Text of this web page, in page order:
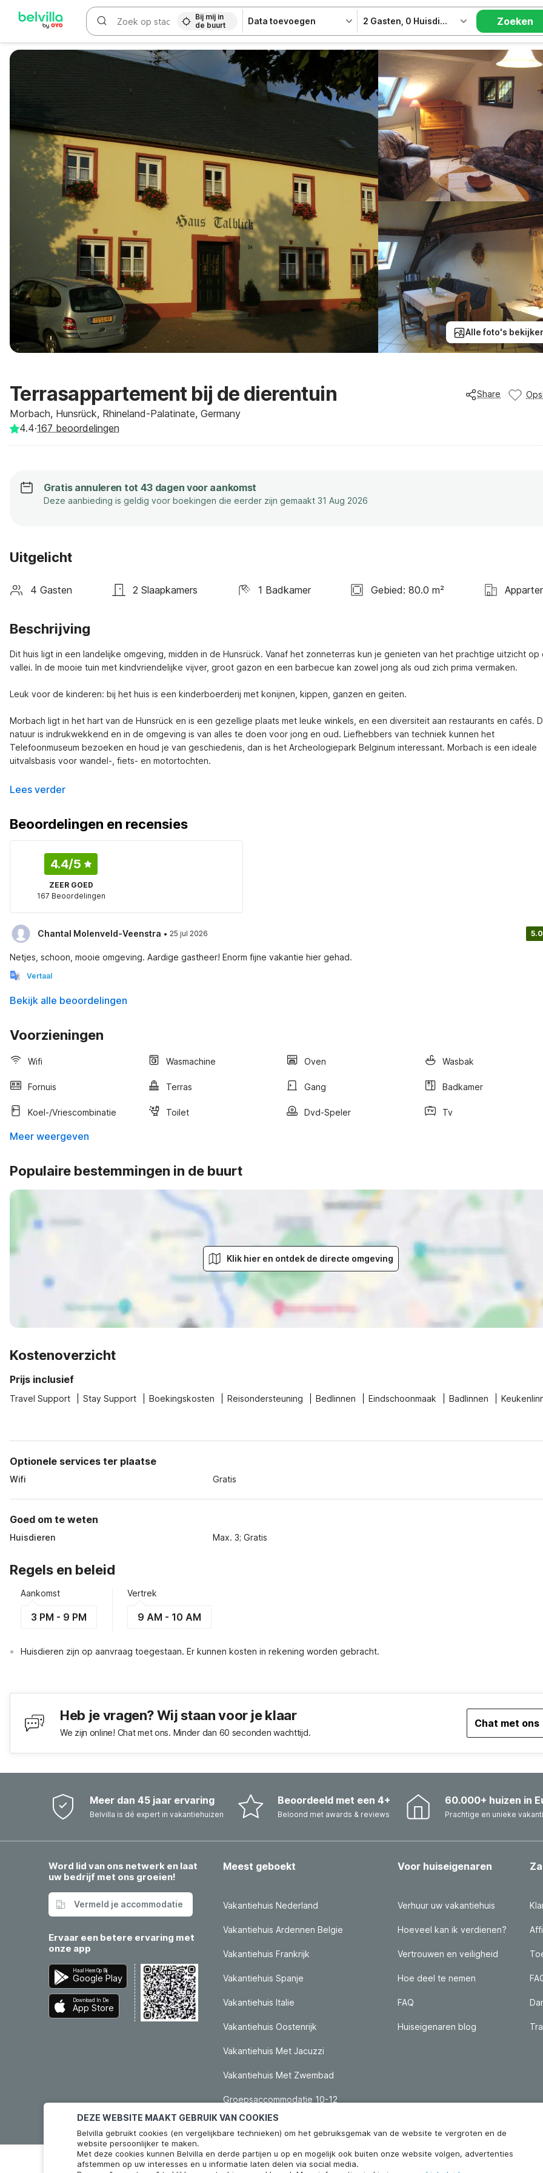
DEZE WEBSITE MAAKT GEBRUIK VAN COOKIES
Belvilla gebruikt cookies (en vergelijkbare technieken) om het gebruiksgemak van de website te vergroten en de
website persoonlijker te maken.
Met deze cookies kunnen Belvilla en derde partijen u op en mogelijk ook buiten onze website volgen, advertenties
afstemmen op uw interesses en u informatie laten delen via social media.
Bij mij in
de buurt
Data toevoegen 2 Gasten 0 Huisdieren Zoeken
Alle foto's
Terrasappartement bij de dierentuin
Morbach, Hunsrück, Rhineland-Palatinate, Germany
Share
4.4·167 beoordelingen
Gratis annuleren tot 43 dagen voor aankomst
Deze aanbieding is geldig voor boekingen die eerder zijn gemaakt 31 Aug 2026
Uitgelicht
4 Gasten 2 Slaapkamers 1 Badkamer Gebied: 80.0 m²
Beschrijving
Dit huis ligt in een landelijke omgeving, midden in de Hunsrück. Vanaf het zonneterras kun je genieten van het prachtige uitzicht op
vallei. In de mooie tuin met kindvriendelijke vijver, groot gazon en een barbecue kan zowel jong als oud zich prima vermaken.
Leuk voor de kinderen: bij het huis is een kinderboerderij met konijnen, kippen, ganzen en geiten.
Morbach ligt in het hart van de Hunsrück en is een gezellige plaats met leuke winkels, en een diversiteit aan restaurants en cafés.
natuur is indrukwekkend en in de omgeving is van alles te doen voor jong en oud. Liefhebbers van techniek kunnen het
Telefoonmuseum bezoeken en houd je van geschiedenis, dan is het Archeologiepark Belginum interessant. Morbach is een ideale
uitvalsbasis voor wandel-, fiets- en motortochten.
Lees verder
Beoordelingen en recensies
4.4/5
ZEER GOED
167 Beoordelingen
Chantal Molenveld-Veenstra · 25 jul 2026 5.0
Netjes, schoon, mooie omgeving. Aardige gastheer! Enorm fijne vakantie hier gehad.
Vertaal
Bekijk alle beoordelingen
Voorzieningen
Wifi Wasmachine Oven Wasbak
Fornuis Terras Gang Badkamer
Koel-/vriescombinatie Toilet Dvd-Speler Tv
Meer weergeven
Populaire bestemmingen in de buurt
Klik hier en ontdek de directe omgeving
Kostenoverzicht
Prijs inclusief
Travel Support Stay Support Boekingskosten Reisondersteuning Bedlinnen Eindschoonmaak Badlinnen
Optionele services ter plaatse
Wifi Gratis
Goed om te weten
Huisdieren Max. 3; Gratis
Regels en beleid
Aankomst
3 PM - 9 PM
Vertrek
9 AM - 10 AM
Huisdieren zijn op aanvraag toegestaan. Er kunnen kosten in rekening worden gebracht.
Heb je vragen? Wij staan voor je klaar
We zijn online! Chat met ons. Minder dan 60 seconden wachttijd.
Chat met ons
Meer dan 45 jaar ervaring
Belvilla is dé expert in vakantiehuizen
Beoordeeld met een 4+
Beloond met awards & reviews
60.000+ huizen in
Prachtige en unieke
Word lid van ons netwerk en laat
uw bedrijf met ons groeien!
Vermeld je accommodatie
Ervaar een betere ervaring met
onze app
Haal Hem Op Bij
Google Play
Download In De
App Store
Meest geboekt
Vakantiehuis Nederland
Vakantiehuis Ardennen Belgie
Vakantiehuis Frankrijk
Vakantiehuis Spanje
Vakantiehuis Italie
Vakantiehuis Oostenrijk
Vakantiehuis Met Jacuzzi
Vakantiehuis Met Zwembad
Groepsaccommodatie 10-12
Personen
Voor huiseigenaren
Verhuur uw vakantiehuis
Hoeveel kan ik verdienen?
Vertrouwen en veiligheid
Hoe deel te nemen
FAQ
Huiseigenaren blog